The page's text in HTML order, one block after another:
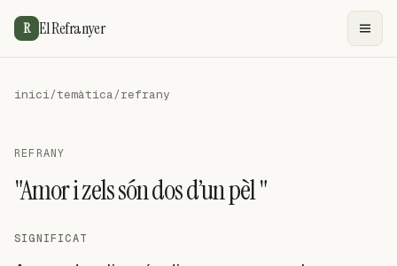
R El Refranyer
inici/temàtica/refrany
REFRANY
"Amor i zels són dos d’un pèl "
SIGNIFICAT